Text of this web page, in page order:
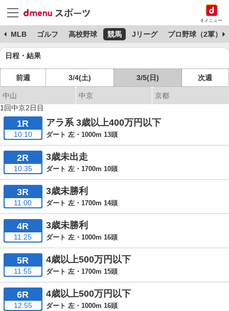
dメニュー
MLB ゴルフ 高校野球 競馬 Jリーグ プロ野球（2軍）
日程・結果
前週 3/4(土) 3/5(日) 次週
中山 中京
京都
1回中京2日目
1R
10:10
アラ系 3歳以上400万円以下
ダート 左・1000m 13頭
2R
10:35
3歳未出走
ダート 左・1700m 10頭
3R
11:00
3歳未勝利
ダート 左・1700m 14頭
4R
11:25
3歳未勝利
ダート 左・1000m 16頭
5R
11:55
4歳以上500万円以下
ダート 左・1700m 15頭
6R
12:55
4歳以上500万円以下
ダート 左・1000m 16頭